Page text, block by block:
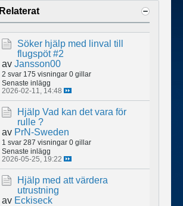
Relaterat
Söker hjälp med linval till
flugspöt #2
av Jansson00
2 svar 175 visningar 0 gillar
Senaste inlägg
2026-02-11, 14:48
Hjälp Vad kan det vara för
rulle ?
av PrN-Sweden
1 svar 287 visningar 0 gillar
Senaste inlägg
2026-05-25, 19:22
Hjälp med att värdera
utrustning
av Eckiseck